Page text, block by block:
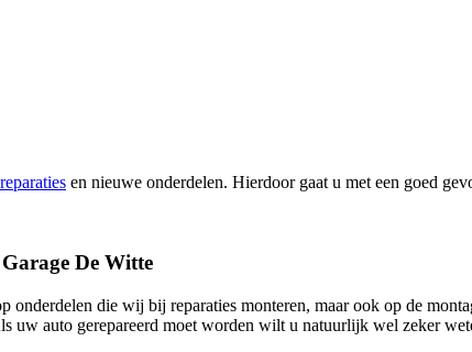
reparaties en nieuwe onderdelen. Hierdoor gaat u met een goed
De Witte
onderdelen die wij bij reparaties monteren, maar ook op de
uw auto gerepareerd moet worden wilt u natuurlijk wel zeker